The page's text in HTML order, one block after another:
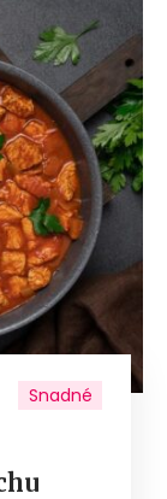
Snadné